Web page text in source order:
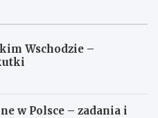
Wschodzie –
w Polsce – zadania i